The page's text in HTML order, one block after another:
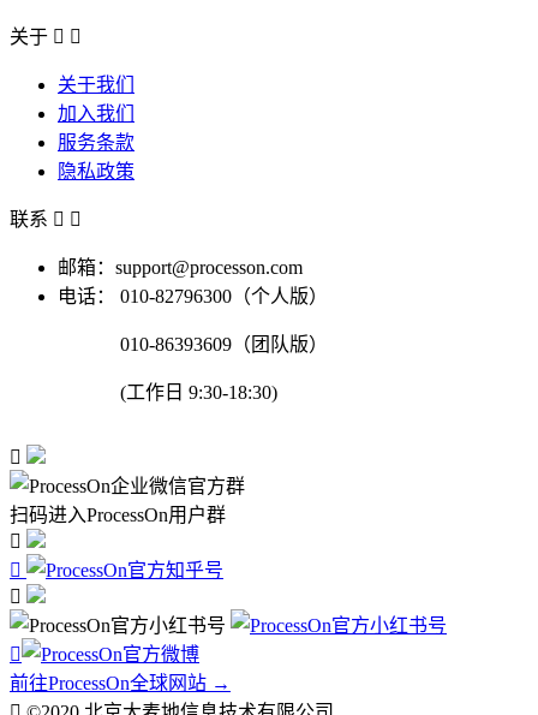
关于  
关于我们
加入我们
服务条款
隐私政策
联系  
邮箱：support@processon.com
电话：
010-82796300（个人版）
010-86393609（团队版）
(工作日 9:30-18:30)

扫码进入ProcessOn用户群




前往ProcessOn全球网站 →